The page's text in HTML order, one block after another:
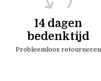
14 dagen
bedenktijd
Probleemloos retourneren